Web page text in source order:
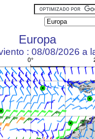
Europa
: 08/08/2026 a